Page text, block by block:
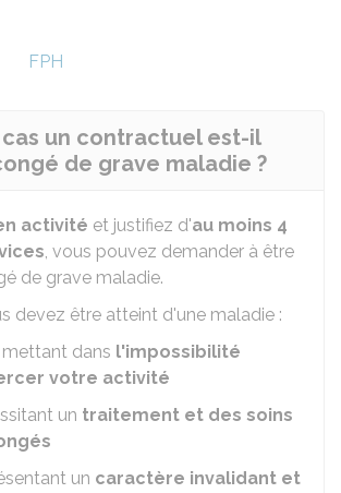
FPH
cas un contractuel est-il
de grave maladie ?
activité et justifiez d'au moins 4
, vous pouvez demander à être
de grave maladie.
devez être atteint d'une maladie :
mettant dans l'impossibilité
votre activité
un traitement et des soins
un caractère invalidant et